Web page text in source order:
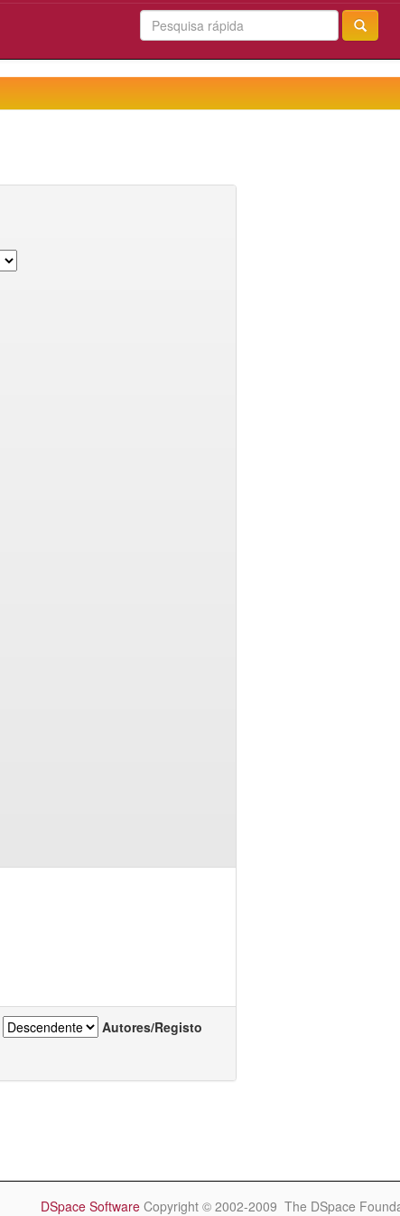
Autores/Registo
DSpace Software Copyright © 2002-2009 The DSpace